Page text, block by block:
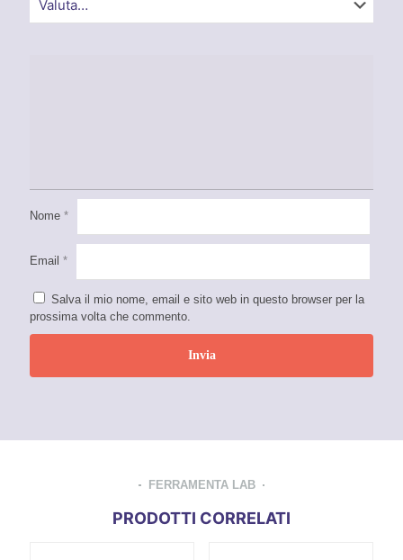
Nome *
Email *
Salva il mio nome, email e sito web in questo browser per la
prossima volta che commento.
FERRAMENTA LAB
PRODOTTI CORRELATI